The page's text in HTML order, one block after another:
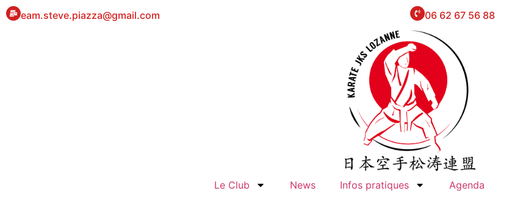
eam.steve.piazza@gmail.com 06 62 67 56 88
Le Club News Infos pratiques Agenda